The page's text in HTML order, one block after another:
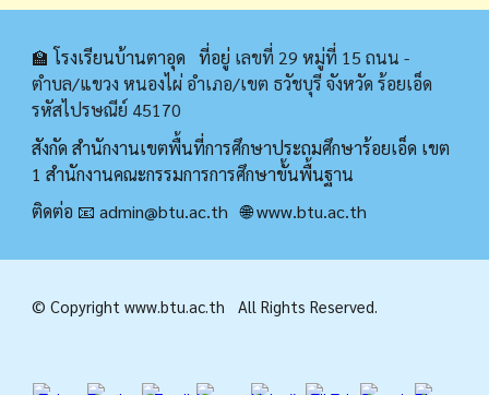
🏫 โรงเรียนบ้านตาอุด ที่อยู่ เลขที่ 29 หมู่ที่ 15 ถนน -
ตำบล/แขวง หนองไผ่ อำเภอ/เขต ธวัชบุรี จังหวัด ร้อยเอ็ด
รหัสไปรษณีย์ 45170
สังกัด สำนักงานเขตพื้นที่การศึกษาประถมศึกษาร้อยเอ็ด เขต
1 สำนักงานคณะกรรมการการศึกษาขั้นพื้นฐาน
ติดต่อ 📧 admin@btu.ac.th 🌐www.btu.ac.th
© Copyright www.btu.ac.th All Rights Reserved.